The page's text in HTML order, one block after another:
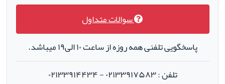
سوالات متداول
پاسخگویی تلفنی همه روزه از ساعت ۱۰ الی۱۹ میباشد.
تلفن : ۰۲۱۳۳۹۱۷۵۸۳ - ۰۲۱۳۳۹۱۴۴۳۴